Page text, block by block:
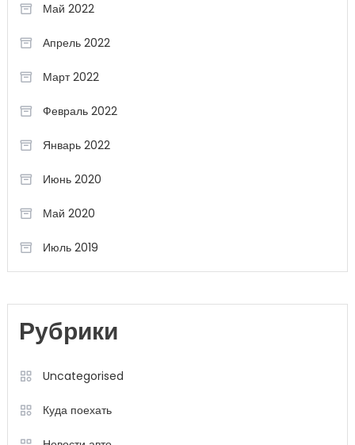
Май 2022
Апрель 2022
Март 2022
Февраль 2022
Январь 2022
Июнь 2020
Май 2020
Июль 2019
Рубрики
Uncategorised
Куда поехать